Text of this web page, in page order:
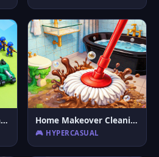
Survivor War Island Game Home Makeover Cleaning Game
🎮 HYPERCASUAL